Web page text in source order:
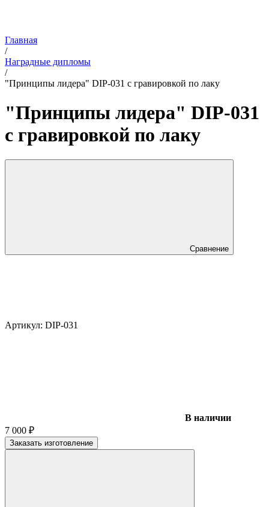
Главная
/
Наградные дипломы
/
"Принципы лидера" DIP-031 с гравировкой по лаку
"Принципы лидера" DIP-031
с гравировкой по лаку
Сравнение
Артикул: DIP-031
В наличии
7 000 ₽
Заказать изготовление